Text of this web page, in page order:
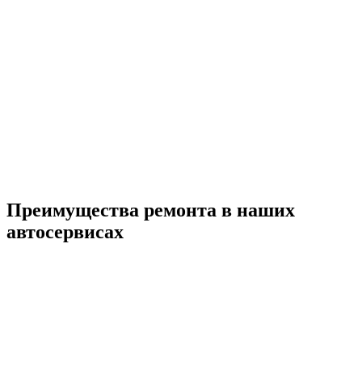
Преимущества ремонта в наших
автосервисах